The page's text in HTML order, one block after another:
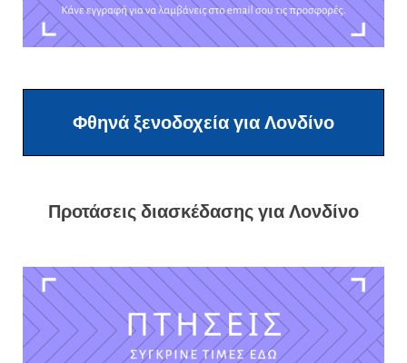
Φθηνά ξενοδοχεία για Λονδίνο
Προτάσεις διασκέδασης για Λονδίνο